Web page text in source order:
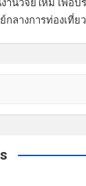
งานวิจัยใหม่ เพื่อ
กลางการท่องเที่ย